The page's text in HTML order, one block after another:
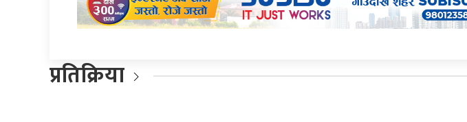
प्रतिक्रिया